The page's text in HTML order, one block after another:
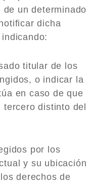
un determinado
dicha
titular de los
o indicar la
en caso de que
tercero distinto del
por los
y su ubicación
derechos de